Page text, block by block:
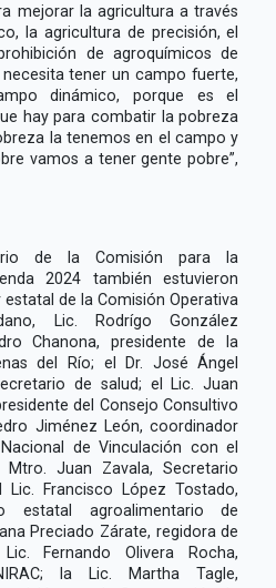
mejorar la agricultura a través
la agricultura de precisión, el
de agroquímicos de
tener un campo fuerte,
dinámico, porque es el
hay para combatir la pobreza
la tenemos en el campo y
vamos a tener gente pobre”,
de la Comisión para la
2024 también estuvieron
de la Comisión Operativa
Lic. Rodrígo González
Chanona, presidente de la
del Río; el Dr. José Ángel
de salud; el Lic. Juan
del Consejo Consultivo
Jiménez León, coordinador
de Vinculación con el
Juan Zavala, Secretario
Lic. Francisco López Tostado,
estatal agroalimentario de
Preciado Zárate, regidora de
Fernando Olivera Rocha,
la Lic. Martha Tagle,